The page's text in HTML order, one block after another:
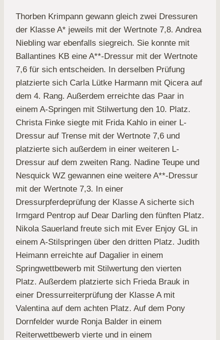
Thorben Krimpann gewann gleich zwei Dressuren
der Klasse A* jeweils mit der Wertnote 7,8. Andrea
Niebling war ebenfalls siegreich. Sie konnte mit
Ballantines KB eine A**-Dressur mit der Wertnote
7,6 für sich entscheiden. In derselben Prüfung
platzierte sich Carla Lütke Harmann mit Qicera auf
dem 4. Rang. Außerdem erreichte das Paar in
einem A-Springen mit Stilwertung den 10. Platz.
Christa Finke siegte mit Frida Kahlo in einer L-
Dressur auf Trense mit der Wertnote 7,6 und
platzierte sich außerdem in einer weiteren L-
Dressur auf dem zweiten Rang. Nadine Teupe und
Nesquick WZ gewannen eine weitere A**-Dressur
mit der Wertnote 7,3. In einer
Dressurpferdeprüfung der Klasse A sicherte sich
Irmgard Pentrop auf Dear Darling den fünften Platz.
Nikola Sauerland freute sich mit Ever Enjoy GL in
einem A-Stilspringen über den dritten Platz. Judith
Heimann erreichte auf Dagalier in einem
Springwettbewerb mit Stilwertung den vierten
Platz. Außerdem platzierte sich Frieda Brauk in
einer Dressurreiterprüfung der Klasse A mit
Valentina auf dem achten Platz. Auf dem Pony
Dornfelder wurde Ronja Balder in einem
Reiterwettbewerb vierte und in einem